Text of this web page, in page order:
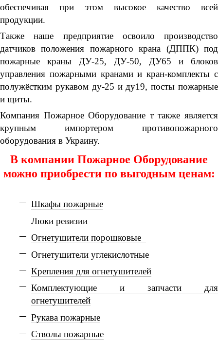
обеспечивая при этом высокое качество всей
продукции.
Также наше предприятие освоило производство
датчиков положения пожарного крана (ДППК) под
пожарные краны ДУ-25, ДУ-50, ДУ65 и блоков
управления пожарными кранами и кран-комплекты с
полужёстким рукавом ду-25 и ду19, посты пожарные
и щиты.
Компания Пожарное Оборудование т также является
крупным импортером противопожарного
оборудования в Украину.
В компании Пожарное Оборудование
можно приобрести по выгодным ценам:
Шкафы пожарные
Люки ревизии
Огнетушители порошковые
Огнетушители углекислотные
Крепления для огнетушителей
Комплектующие и запчасти для
огнетушителей
Рукава пожарные
Стволы пожарные